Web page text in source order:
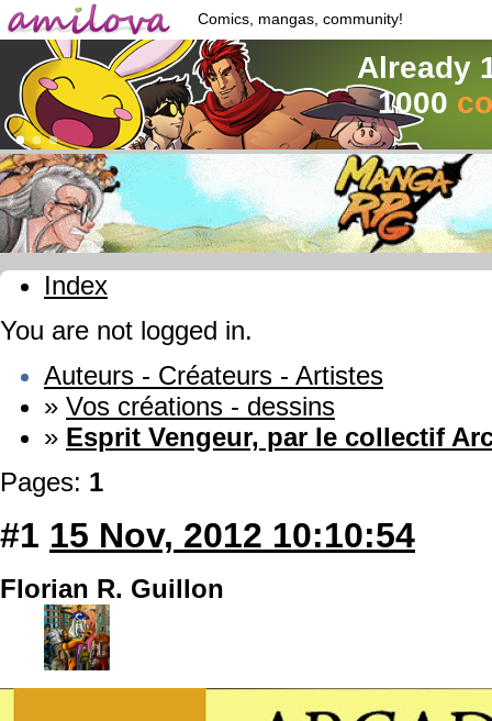
Comics, mangas, community!
Already
1000
Index
You are not logged in.
Auteurs - Créateurs - Artistes
» Vos créations - dessins
» Esprit Vengeur, par le collectif
Pages: 1
#1 15 Nov, 2012 10:10:54
Florian R. Guillon